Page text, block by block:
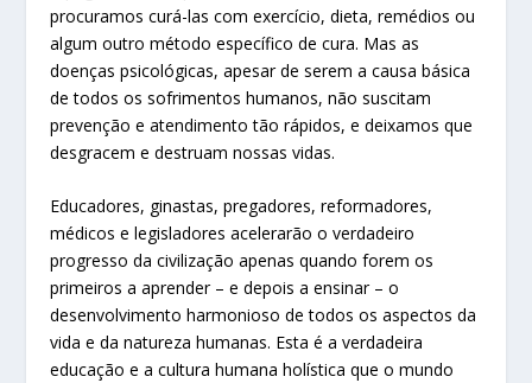
procuramos curá-las com exercício, dieta, remédios ou
algum outro método específico de cura. Mas as
doenças psicológicas, apesar de serem a causa básica
de todos os sofrimentos humanos, não suscitam
prevenção e atendimento tão rápidos, e deixamos que
desgracem e destruam nossas vidas.
Educadores, ginastas, pregadores, reformadores,
médicos e legisladores acelerarão o verdadeiro
progresso da civilização apenas quando forem os
primeiros a aprender – e depois a ensinar – o
desenvolvimento harmonioso de todos os aspectos da
vida e da natureza humanas. Esta é a verdadeira
educação e a cultura humana holística que o mundo